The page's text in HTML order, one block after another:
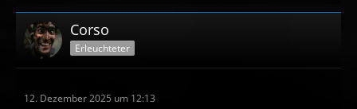
Corso
Erleuchteter
12. Dezember 2025 um 12:13